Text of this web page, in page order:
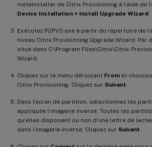
metainstaller de Citrix Provisioning à l’aide de
Device Installation > Install Upgrade Wizard
Exécutez P2PVS.exe à partir du répertoire de
niveau Citrix Provisioning Upgrade Wizard. Par
situé dans C:\Program Files\Citrix\Citrix
Wizard.
Cliquez sur le menu déroulant From et
Citrix Provisioning. Cliquez sur Suivant
Dans l’écran de partition, sélectionnez les
appliquée l’imagerie inverse. Toutes les
qu’elles disposent ou non d’une lettre de
dans l’imagerie inverse. Cliquez sur Suivant